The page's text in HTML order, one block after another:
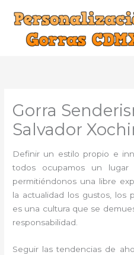
contenido
Gorra
Salvador
Definir un estilo propio e
todos ocupamos un
permitiéndonos una libre
la actualidad los gustos, los
es una cultura que se
responsabilidad.
Seguir las tendencias de